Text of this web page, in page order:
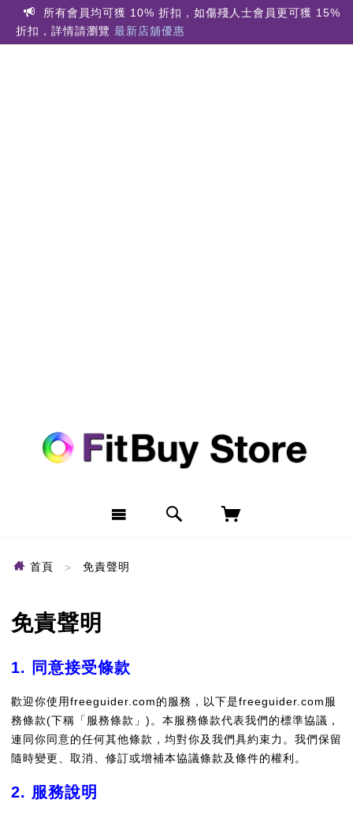
所有會員均可獲 10% 折扣，如傷殘人士會員更可獲 15%
折扣，詳情請瀏覽 最新店舖優惠
首頁 免責聲明
免責聲明
1. 同意接受條款
歡迎你使用freeguider.com的服務，以下是freeguider.com服
務條款(下稱「服務條款」)。本服務條款代表我們的標準協議，
連同你同意的任何其他條款，均對你及我們具約束力。我們保留
隨時變更、取消、修訂或增補本協議條款及條件的權利。
2. 服務說明